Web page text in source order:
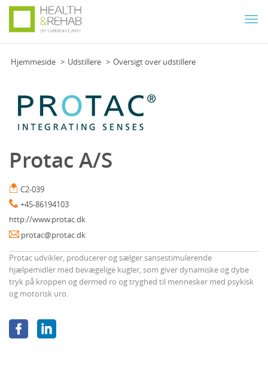
Hjemmeside Udstillere Oversigt over udstillere
Protac A/S
C2-039
+45-86194103
http://www.protac.dk
protac@protac.dk
Protac udvikler, producerer og sælger sansestimulerende
hjælpemidler med bevægelige kugler, som giver dynamiske og dybe
tryk på kroppen og dermed ro og tryghed til mennesker med psykisk
og motorisk uro.